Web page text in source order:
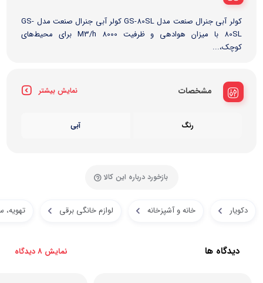
کولر آبی جنرال صنعت مدل GS-80SL کولر آبی جنرال صنعت مدل GS-
80SL با میزان هوادهی و ظرفیت 8000 M3/h برای محیط‌های
کوچک،...
مشخصات نمایش بیشتر
رنگ آبی
بازخورد درباره این کالا
دکویار خانه و آشپزخانه لوازم خانگی برقی
دیدگاه ها نمایش 8 دیدگاه